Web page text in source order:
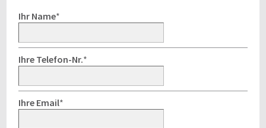
Ihr Name*
Ihre Telefon-Nr.*
Ihre Email*